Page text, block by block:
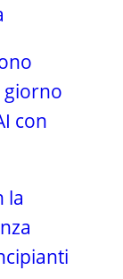
giorno
con
la